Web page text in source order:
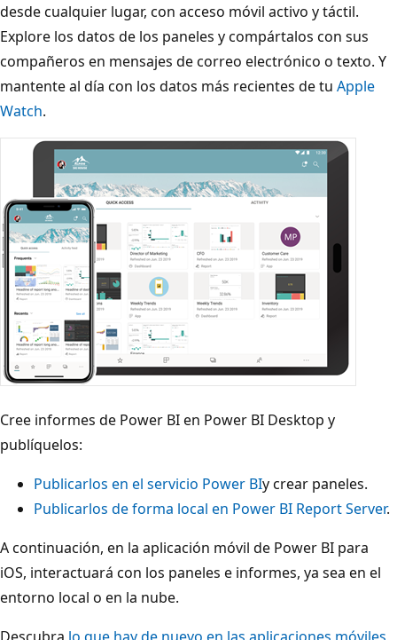
desde cualquier lugar, con acceso móvil activo y táctil.
Explore los datos de los paneles y compártalos con sus
compañeros en mensajes de correo electrónico o texto. Y
mantente al día con los datos más recientes de tu Apple
Watch.
Cree informes de Power BI en Power BI Desktop y
publíquelos:
Publicarlos en el servicio Power BIy crear paneles.
Publicarlos de forma local en Power BI Report Server.
A continuación, en la aplicación móvil de Power BI para
iOS, interactuará con los paneles e informes, ya sea en el
entorno local o en la nube.
Descubra lo que hay de nuevo en las aplicaciones móviles